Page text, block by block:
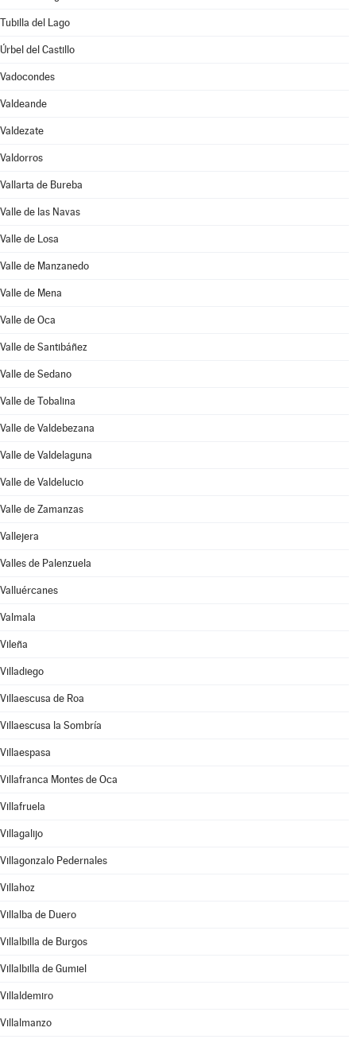
Tubilla del Lago
Úrbel del Castillo
Vadocondes
Valdeande
Valdezate
Valdorros
Vallarta de Bureba
Valle de las Navas
Valle de Losa
Valle de Manzanedo
Valle de Mena
Valle de Oca
Valle de Santibáñez
Valle de Sedano
Valle de Tobalina
Valle de Valdebezana
Valle de Valdelaguna
Valle de Valdelucio
Valle de Zamanzas
Vallejera
Valles de Palenzuela
Valluércanes
Valmala
Vileña
Villadiego
Villaescusa de Roa
Villaescusa la Sombría
Villaespasa
Villafranca Montes de Oca
Villafruela
Villagalijo
Villagonzalo Pedernales
Villahoz
Villalba de Duero
Villalbilla de Burgos
Villalbilla de Gumiel
Villaldemiro
Villalmanzo